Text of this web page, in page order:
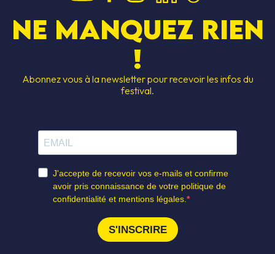
Ne manquez rien
!
Abonnez vous à la newsletter pour recevoir les infos du
festival.